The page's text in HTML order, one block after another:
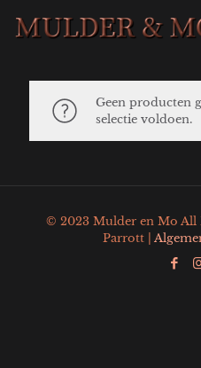
Geen producten
selectie voldoen.
© 2023 Mulder en Mo All
Parrott |